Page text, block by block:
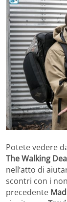
Potete vedere
The Walking
nell’atto di
scontri con i
precedente